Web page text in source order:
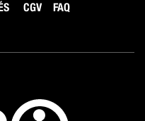
CGV FAQ